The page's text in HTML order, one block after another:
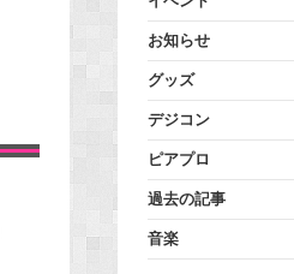
お知らせ
グッズ
デジコン
ピアプロ
過去の記事
音楽